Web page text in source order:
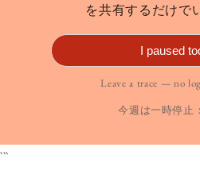
を共有するだけで
I paused
Leave a trace — no
今週は一時停止：
```